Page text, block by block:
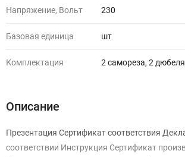
Напряжение, Вольт 230
Базовая единица шт
Комплектация 2 самореза, 2 дюбеля
Описание
Презентация Сертификат соответствия
соответствии Инструкция Сертификат